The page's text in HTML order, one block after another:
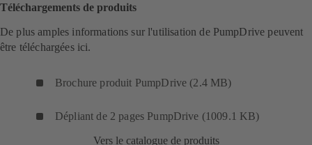
Téléchargements de produits
De plus amples informations sur l'utilisation de PumpDrive peuvent
être téléchargées ici.
Brochure produit PumpDrive (2.4 MB)
Dépliant de 2 pages PumpDrive (1009.1 KB)
Vers le catalogue de produits